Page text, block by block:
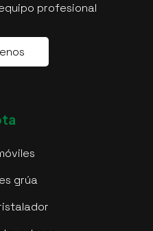
profesional
enos
grúa